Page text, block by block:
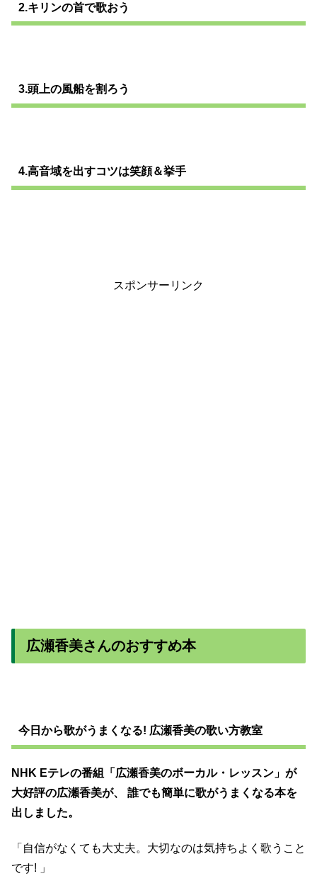
2.キリンの首で歌おう
3.頭上の風船を割ろう
4.高音域を出すコツは笑顔＆挙手
スポンサーリンク
広瀬香美さんのおすすめ本
今日から歌がうまくなる! 広瀬香美の歌い方教室
NHK Eテレの番組「広瀬香美のボーカル・レッスン」が
大好評の広瀬香美が、 誰でも簡単に歌がうまくなる本を
出しました。
「自信がなくても大丈夫。大切なのは気持ちよく歌うこと
です! 」